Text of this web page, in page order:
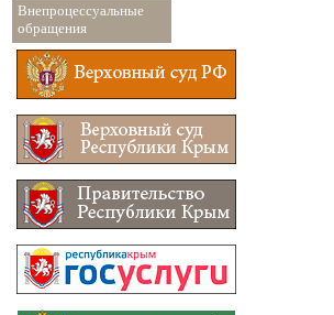
Внепроцессуальные
обращения